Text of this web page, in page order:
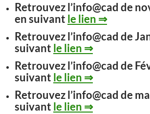
Retrouvez l’info@cad de
en suivant le lien ⇒
Retrouvez l’info@cad de
suivant le lien ⇒
Retrouvez l’info@cad de
suivant le lien ⇒
Retrouvez l’info@cad de
suivant le lien ⇒